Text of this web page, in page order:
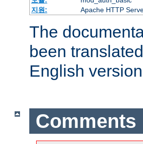
지원:
Apache HTTP
The
been
English
Comments